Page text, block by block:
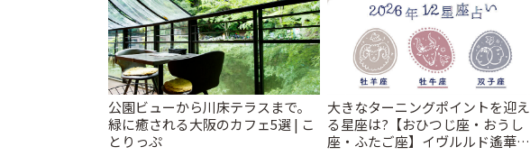
公園ビューから川床テラスまで。
緑に癒される大阪のカフェ5選 | こ
とりっぷ
大きなターニングポイントを迎え
る星座は?【おひつじ座・おうし
座・ふたご座】イヴルルド遙華